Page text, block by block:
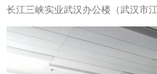
长江三峡实业武汉办公楼（武汉市